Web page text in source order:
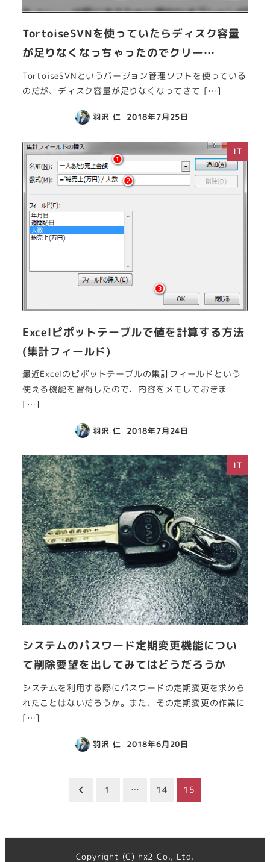
TortoiseSVNを使っていたらディスク容量
が足りなくなっちゃったのでクリー…
TortoiseSVNというバージョン管理ソフトを使っている
のだが、ディスク容量が足りなくなってきて […]
羽沢 仁 2018年7月25日
IT
Excelピポットテーブルで値を計算する方法
(集計フィールド)
最近Excelのピポットテーブルの集計フィールドという
使える機能を習得したので、内容をメモしておきま
[…]
羽沢 仁 2018年7月24日
IT
システムのパスワード定期変更機能につい
て削除要望を出してみてはどうだろうか
システムを利用する際にパスワードの定期変更を求めら
れたことはないだろうか。また、その定期変更の作業に
[…]
羽沢 仁 2018年6月20日
の
1 … 14 15
Copyright (C) hx2 Co., Ltd.